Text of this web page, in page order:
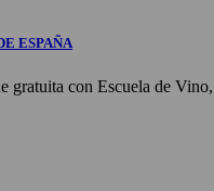
ESPAÑA
con Escuela de